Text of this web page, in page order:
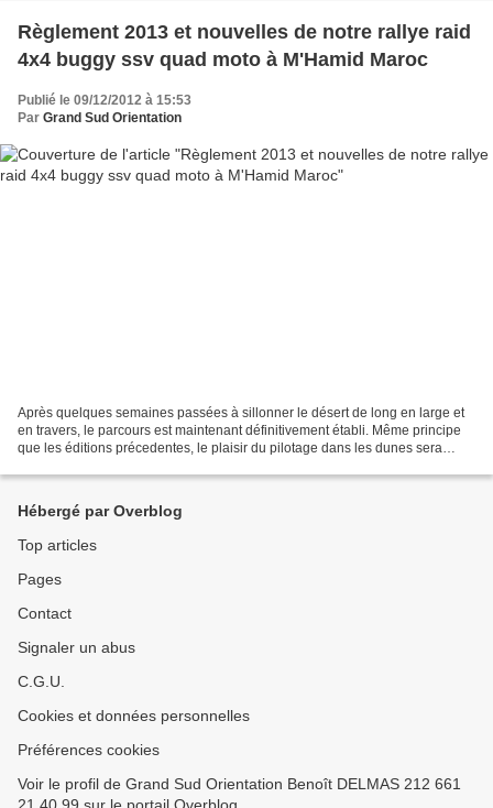
Règlement 2013 et nouvelles de notre rallye raid
4x4 buggy ssv quad moto à M'Hamid Maroc
Publié le 09/12/2012 à 15:53
Par Grand Sud Orientation
Après quelques semaines passées à sillonner le désert de long en large et
en travers, le parcours est maintenant définitivement établi. Même principe
que les éditions précedentes, le plaisir du pilotage dans les dunes sera
Hébergé par Overblog
Top articles
Pages
Contact
Signaler un abus
C.G.U.
Cookies et données personnelles
Préférences cookies
Voir le profil de Grand Sud Orientation Benoît DELMAS 212 661